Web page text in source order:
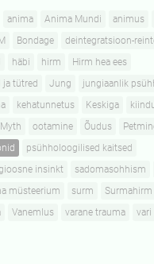
anima Anima Mundi animus
Bondage
deintegratsioon-
häbi hirm
Hirm hea ees
ja tütred Jung
jungiaanlik
kehatunnetus Keskiga
Myth ootamine Õudus
psühholoogilised kaitsed
insinkt sadomasohhism
müsteerium surm Surmahirm
Vanemlus varane trauma
vari